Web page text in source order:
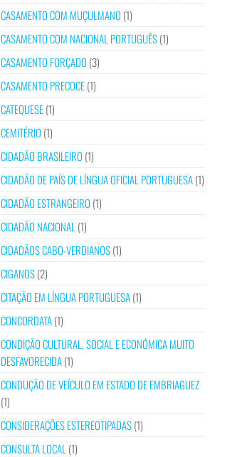
CASAMENTO COM MUÇULMANO (1)
CASAMENTO COM NACIONAL PORTUGUÊS(1)
CASAMENTO FORÇADO (3)
CASAMENTO PRECOCE(1)
CATEQUESE(1)
CEMITÉRIO (1)
CIDADÃO BRASILEIRO (1)
CIDADÃO DE PAÍS DE LÍNGUA OFICIAL PORTUGUESA(1)
CIDADÃO ESTRANGEIRO (1)
CIDADÃO NACIONAL (1)
CIDADÃOS CABO-VERDIANOS(1)
CIGANOS(2)
CITAÇÃO EM LÍNGUA PORTUGUESA(1)
CONCORDATA(1)
CONDIÇÃO CULTURAL, SOCIAL E ECONÓMICA MUITO
DESFAVORECIDA(1)
CONDUÇÃO DE VEÍCULO EM ESTADO DE EMBRIAGUEZ
(1)
CONSIDERAÇÕES ESTEREOTIPADAS(1)
CONSULTA LOCAL (1)